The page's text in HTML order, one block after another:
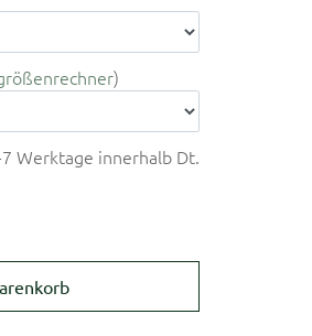
Werktage innerhalb Dt.